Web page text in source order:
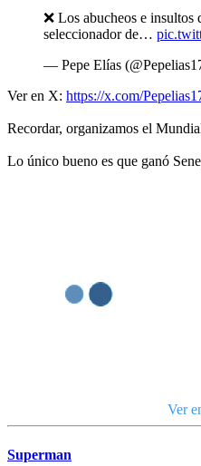
❌ Los abucheos e insultos
seleccionador de…
— Pepe Elías
Ver en X: https://x.com/
Recordar, organizamos el
Lo único bueno es que ganó
Ver en
Superman